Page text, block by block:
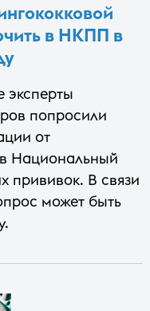
в НКПП в
эксперты
попросили
от
Национальный
прививок. В связи
может быть